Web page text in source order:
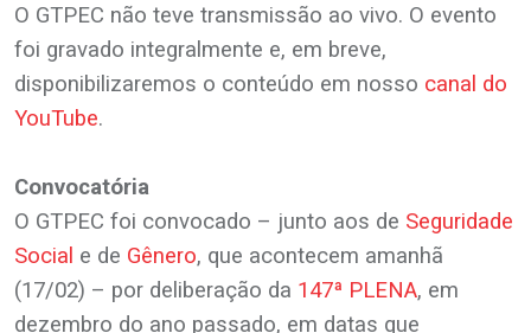
O GTPEC não teve transmissão ao vivo. O evento
foi gravado integralmente e, em breve,
disponibilizaremos o conteúdo em nosso canal do
YouTube.
Convocatória
O GTPEC foi convocado – junto aos de Seguridade
Social e de Gênero, que acontecem amanhã
(17/02) – por deliberação da 147ª PLENA, em
dezembro do ano passado, em datas que